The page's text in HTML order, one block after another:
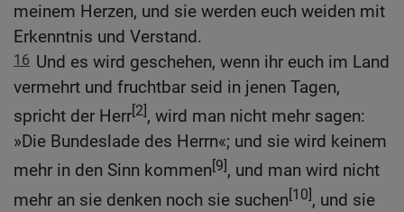
meinem Herzen, und sie werden euch weiden mit
Erkenntnis und Verstand.
16 Und es wird geschehen, wenn ihr euch im Land
vermehrt und fruchtbar seid in jenen Tagen,
spricht der Herr[2], wird man nicht mehr sagen:
»Die Bundeslade des Herrn«; und sie wird keinem
mehr in den Sinn kommen[9], und man wird nicht
mehr an sie denken noch sie suchen[10], und sie